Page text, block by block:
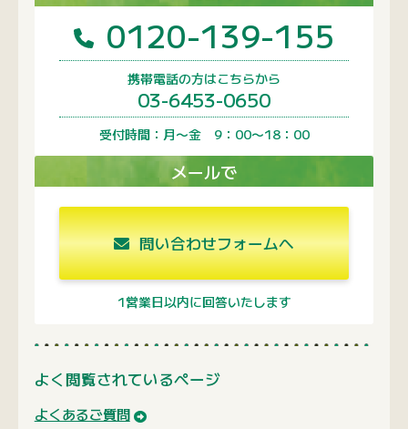
0120-139-155
携帯電話の方はこちらから
03-6453-0650
受付時間：月〜金 9：00〜18：00
メールで
問い合わせフォームへ
1営業日以内に回答いたします
よく閲覧されているページ
よくあるご質問